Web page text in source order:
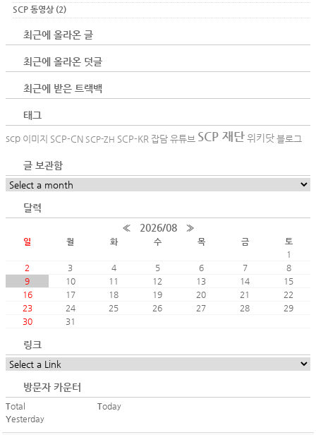
SCP 동영상 (2)
최근에 올라온 글
최근에 올라온 덧글
최근에 받은 트랙백
태그
scp 이미지 SCP-CN SCP-ZH SCP-KR 잡담 유튜브 SCP 재단위키닷 블로그
글 보관함
달력
«
2026/08 »
일 월 화 수 목 금
토
1
2
3 4 5 6 7
8
9
10 11 12 13 14
15
16
17 18 19 20 21
22
23
24 25 26 27 28
29
30
31
링크
방문자 카운터
Total
Today
Yesterday